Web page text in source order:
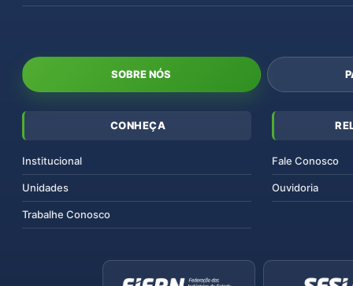
SOBRE NÓS
CONHEÇA
Institucional
Unidades
Trabalhe Conosco
Fale Conosco
Ouvidoria